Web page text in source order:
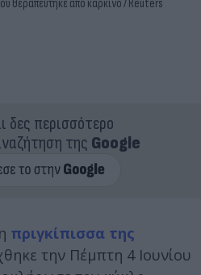
θεραπεύτηκε από καρκίνο / Reuters
δες περισσότερο
της Google
πριγκίπισσα της
την Πέμπτη 4 Ιουνίου